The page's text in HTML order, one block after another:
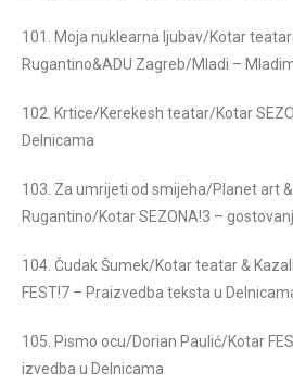
101. Moja nuklearna ljubav/Kotar
Rugantino&ADU Zagreb/Mladi –
102. Krtice/Kerekesh teatar/Kotar
Delnicama
103. Za umrijeti od smijeha/Planet art
Rugantino/Kotar SEZONA!3 –
104. Čudak Šumek/Kotar teatar &
FEST!7 – Praizvedba teksta u
105. Pismo ocu/Dorian Paulić/Kotar
izvedba u Delnicama